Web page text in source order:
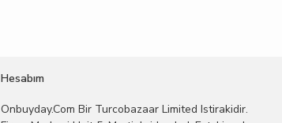
Hesabım
Onbuyday.com Bir Turcobazaar Limited Istirakidir.